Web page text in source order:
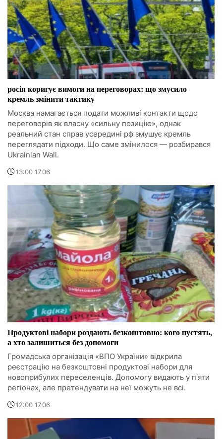
росія коригує вимоги на переговорах: що змусило
кремль змінити тактику
Москва намагається подати можливі контакти щодо
переговорів як власну «сильну позицію», однак
реальний стан справ усередині рф змушує кремль
переглядати підходи. Що саме змінилося — розбирався
Ukrainian Wall.
13:00 17.06
Продуктові набори роздають безкоштовно: кого пустять,
а хто залишиться без допомоги
Громадська організація «ВПО України» відкрила
реєстрацію на безкоштовні продуктові набори для
новоприбулих переселенців. Допомогу видають у п'яти
регіонах, але претендувати на неї можуть не всі.
12:00 17.06